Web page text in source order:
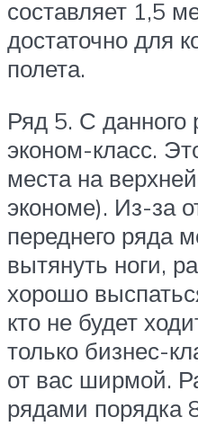
составляет 1,5
достаточно для
полета.
Ряд 5. С данного
эконом-класс.
места на
экономе). Из-за
переднего ряда
вытянуть ноги,
хорошо
кто не будет
только бизнес-
от вас ширмой.
рядами порядка